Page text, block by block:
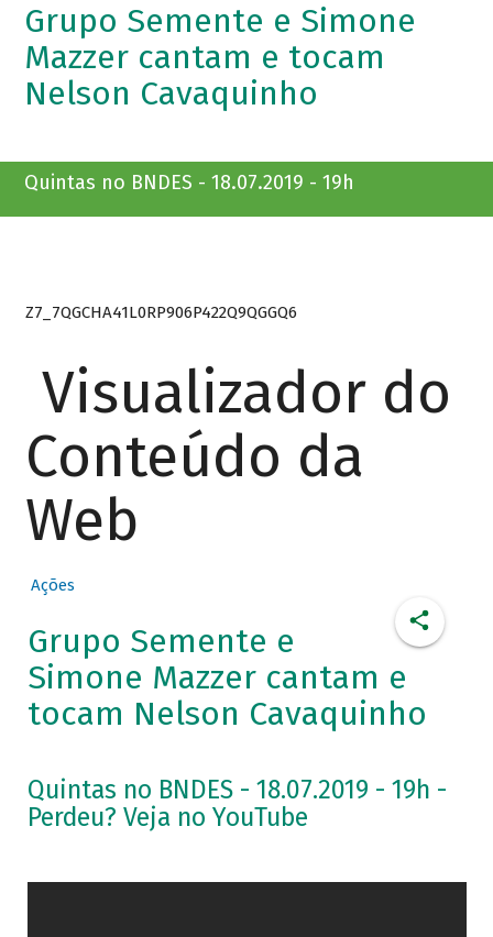
Grupo Semente e Simone
Mazzer cantam e tocam
Nelson Cavaquinho
Quintas no BNDES - 18.07.2019 - 19h
Z7_7QGCHA41L0RP906P422Q9QGGQ6
Visualizador do
Conteúdo da
Web
Ações
Grupo Semente e
Simone Mazzer cantam e
tocam Nelson Cavaquinho
Quintas no BNDES - 18.07.2019 - 19h -
Perdeu? Veja no YouTube